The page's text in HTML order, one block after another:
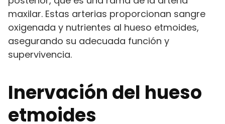
maxilar. Estas arterias proporcionan sangre
oxigenada y nutrientes al hueso etmoides,
asegurando su adecuada función y
supervivencia.
Inervación del hueso
etmoides